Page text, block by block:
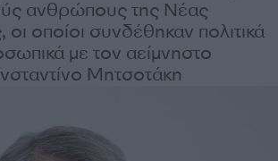
ανθρώπους της Νέας
οποίοι συνδέθηκαν πολιτικά
με τον αείμνηστο
Μητσοτάκη